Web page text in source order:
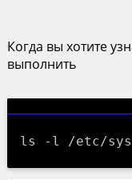
Когда вы хотите
выполнить
ls -l /etc/